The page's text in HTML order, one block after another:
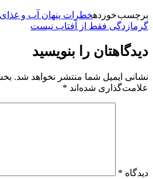
برچسب خوردهخطرات پنهان آب و غذای
گرمازدگی فقط از آفتاب نیست
دیدگاهتان را بنویسید
نشانی ایمیل شما منتشر نخواهد شد.
علامت‌گذاری شده‌اند *
دیدگاه *